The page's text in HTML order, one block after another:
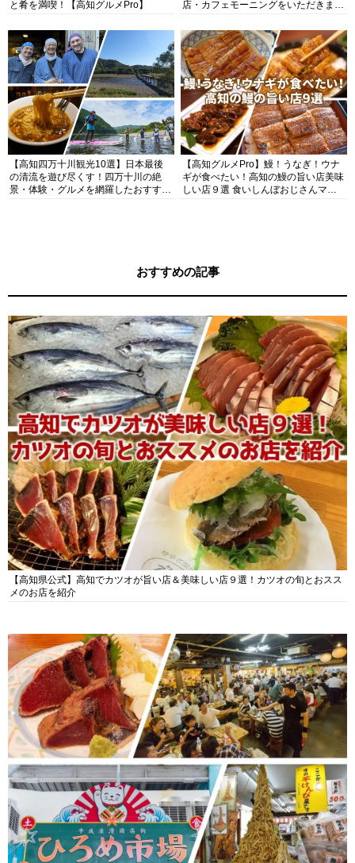
と肴を満喫！【高知グルメPro】
店・カフェモーニングをいただきま
【高知四万十川観光10選】日本最後
の清流を遊び尽くす！四万十川の絶
景・体験・グルメを網羅したおすすめ
【高知グルメPro】鰻！うなぎ！ウナ
ギが食べたい！高知の鰻の旨い店美味
しい店９選 食いしんぼおじさんマッ
おすすめの記事
【高知県公式】高知でカツオが旨い店＆美味しい店９選！カツオの旬とおスス
メのお店を紹介